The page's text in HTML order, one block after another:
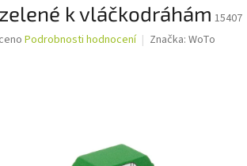
k vláčkodráhám 15407
Podrobnosti hodnocení Značka: WoTo